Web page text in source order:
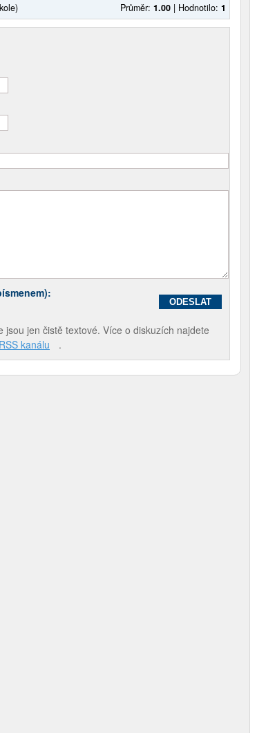
Průměr: 1.00 | Hodnotilo: 1
jen čistě textové. Více o diskuzích najdete
RSS kanálu .